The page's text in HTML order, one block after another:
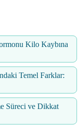
Kilo Kaybına
Temel Farklar:
Süreci ve Dikkat